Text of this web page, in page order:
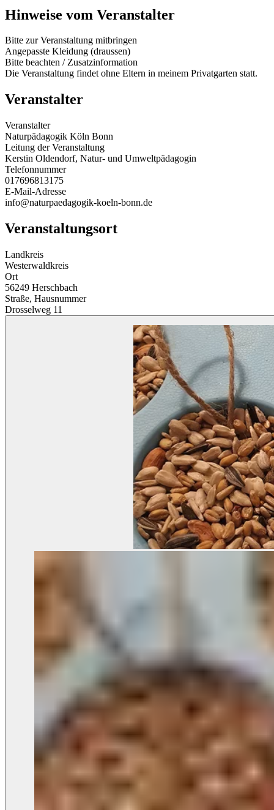
Hinweise vom Veranstalter
Bitte zur Veranstaltung mitbringen
Angepasste Kleidung (draussen)
Bitte beachten / Zusatzinformation
Die Veranstaltung findet ohne Eltern in meinem Privatgarten statt.
Veranstalter
Veranstalter
Naturpädagogik Köln Bonn
Leitung der Veranstaltung
Kerstin Oldendorf, Natur- und Umweltpädagogin
Telefonnummer
017696813175
E-Mail-Adresse
info@naturpaedagogik-koeln-bonn.de
Veranstaltungsort
Landkreis
Westerwaldkreis
Ort
56249 Herschbach
Straße, Hausnummer
Drosselweg 11